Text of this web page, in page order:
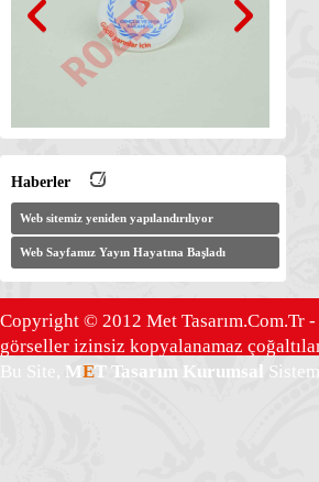
Haberler
Web sitemiz yeniden yapılandırılıyor
Web Sayfamız Yayın Hayatına Başladı
Copyright © 2012 Met Tasarım.Com.Tr
görseller izinsiz kopyalanamaz
Bu Site, MET Tasarım Kurumsal